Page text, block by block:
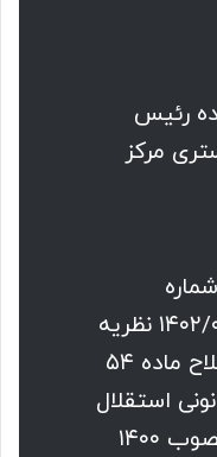
رئیس
مرکز
۰۲۹۹۸۰۰۰۷۹۰ مورخ ۱۴۰۲/۰۹/۲۸ نظریه
برگزاری جلسه بررسی و اصلاح ماده ۵۴
استقلال
کانون وکلای دادگستری مصوب ۱۴۰۰